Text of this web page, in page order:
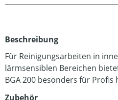
Beschreibung
Für Reinigungsarbeiten in
lärmsensiblen Bereichen
BGA 200 besonders für Profis
Zubehör